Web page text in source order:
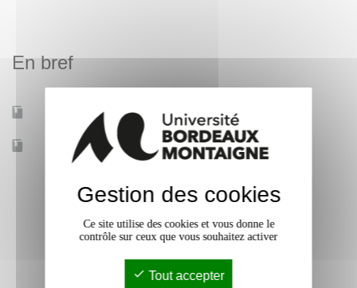
En bref
Mobilité d'études Non
Accessible à distance Non
Gestion des cookies
Ce site utilise des cookies et vous donne le
contrôle sur ceux que vous souhaitez activer
Tout accepter